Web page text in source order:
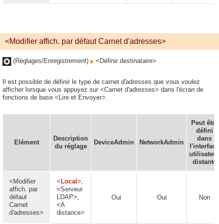
<Modifier affich. par défaut Carnet d'adresses>
(Réglages/Enregistrement) <Définir destinataire>
Il est possible de définir le type de carnet d'adresses que vous voulez
afficher lorsque vous appuyez sur <Carnet d'adresses> dans l'écran de
fonctions de base <Lire et Envoyer>.
Elément
Description
du réglage
DeviceAdmin NetworkAdmin
Peut être
défini
dans
l'interface
utilisateur
distante
<Modifier
affich. par
défaut
Carnet
d'adresses>
< Local >,
<Serveur
LDAP>,
<A
distance>
Oui Oui Non